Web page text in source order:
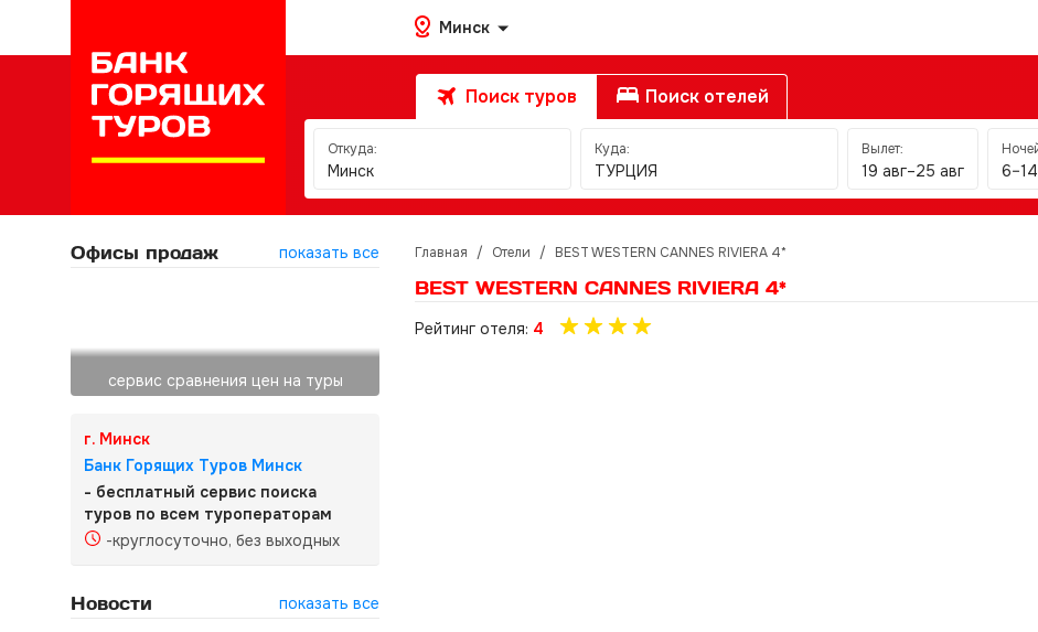
Минск
Поиск туров Поиск отелей
Откуда:
Минск
Куда:
ТУРЦИЯ
Вылет:
19 авг–25 авг
Офисы продаж показать все
сервис сравнения цен на туры
г. Минск
Банк Горящих Туров Минск
- бесплатный сервис поиска
туров по всем туроператорам
-круглосуточно, без выходных
Новости
показать все
Главная / Отели / BEST WESTERN CANNES RIVIERA 4*
BEST WESTERN CANNES RIVIERA 4*
Рейтинг отеля: 4